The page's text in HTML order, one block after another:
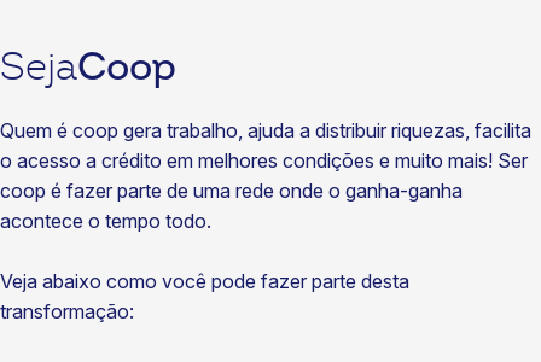
SejaCoop
Quem é coop gera trabalho, ajuda a distribuir riquezas, facilita
o acesso a crédito em melhores condições e muito mais! Ser
coop é fazer parte de uma rede onde o ganha-ganha
acontece o tempo todo.
Veja abaixo como você pode fazer parte desta
transformação: